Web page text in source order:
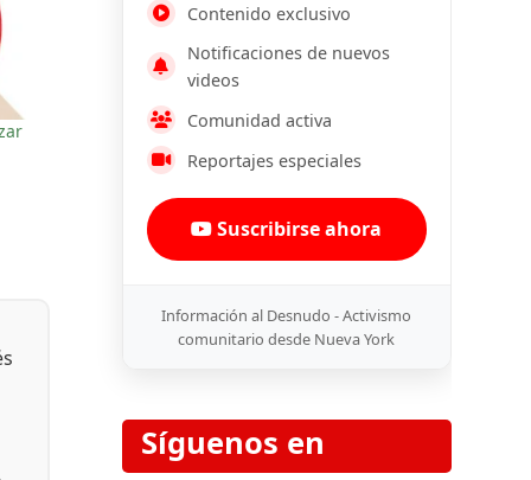
Contenido exclusivo
Notificaciones de nuevos
videos
Comunidad activa
Reportajes especiales
Suscribirse ahora
Información al Desnudo - Activismo
comunitario desde Nueva York
Síguenos en